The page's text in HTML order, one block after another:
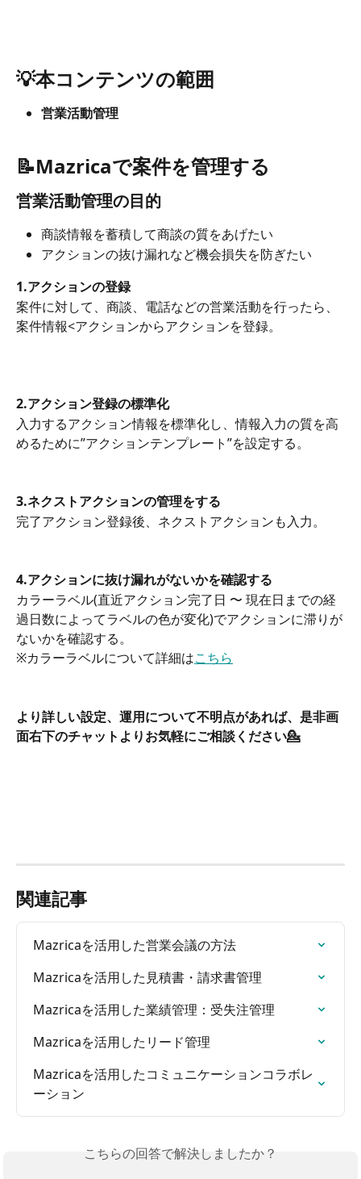
💡本コンテンツの範囲
営業活動管理
📝Mazricaで案件を管理する
営業活動管理の目的
商談情報を蓄積して商談の質をあげたい
アクションの抜け漏れなど機会損失を防ぎたい
1.アクションの登録
案件に対して、商談、電話などの営業活動を行ったら、
案件情報<アクションからアクションを登録。
2.アクション登録の標準化
入力するアクション情報を標準化し、情報入力の質を高
めるために”アクションテンプレート”を設定する。
3.ネクストアクションの管理をする
完了アクション登録後、ネクストアクションも入力。
4.アクションに抜け漏れがないかを確認する
カラーラベル(直近アクション完了日 〜 現在日までの経
過日数によってラベルの色が変化)でアクションに滞りが
ないかを確認する。
※カラーラベルについて詳細はこちら
より詳しい設定、運用について不明点があれば、是非画
面右下のチャットよりお気軽にご相談ください💁
関連記事
Mazricaを活用した営業会議の方法
Mazricaを活用した見積書・請求書管理
Mazricaを活用した業績管理：受失注管理
Mazricaを活用したリード管理
Mazricaを活用したコミュニケーションコラボレ
ーション
こちらの回答で解決しましたか？